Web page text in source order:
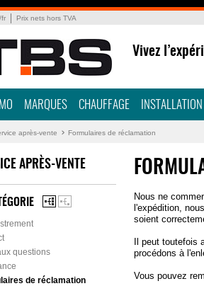
/fr Prix nets hors TVA
Vivez
MARQUES CHAUFFAGE INSTALLATION
après-vente Formulaires de réclamation
APRÈS-VENTE
questions
de réclamation
Nous ne
l'expédition,
soient
Il peut
procédons à
Vous pouvez